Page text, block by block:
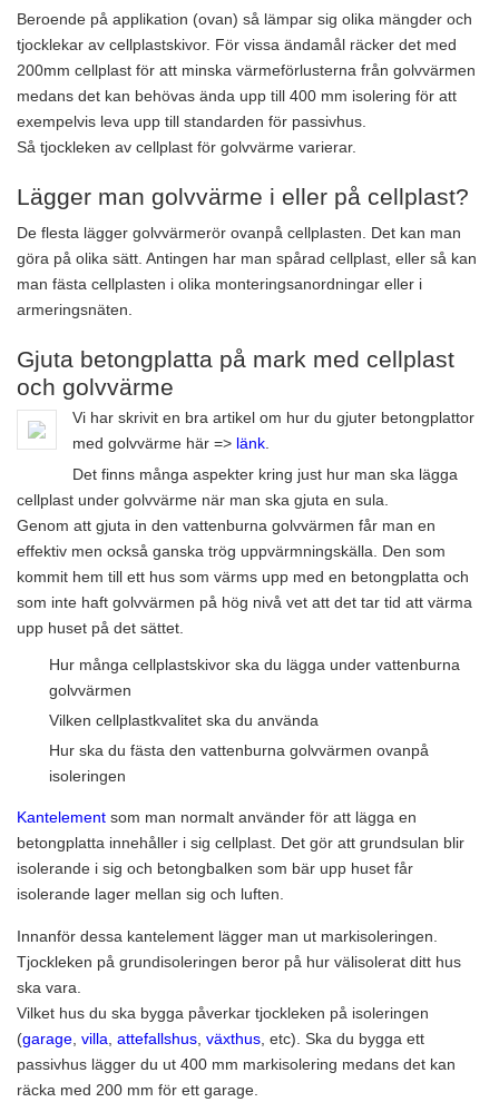
Beroende på applikation (ovan) så lämpar sig olika mängder och
tjocklekar av cellplastskivor. För vissa ändamål räcker det med
200mm cellplast för att minska värmeförlusterna från golvvärmen
medans det kan behövas ända upp till 400 mm isolering för att
exempelvis leva upp till standarden för passivhus.
Så tjockleken av cellplast för golvvärme varierar.
Lägger man golvvärme i eller på cellplast?
De flesta lägger golvvärmerör ovanpå cellplasten. Det kan man
göra på olika sätt. Antingen har man spårad cellplast, eller så kan
man fästa cellplasten i olika monteringsanordningar eller i
armeringsnäten.
Gjuta betongplatta på mark med cellplast
och golvvärme
Vi har skrivit en bra artikel om hur du gjuter betongplattor
med golvvärme här => länk.
Det finns många aspekter kring just hur man ska lägga
cellplast under golvvärme när man ska gjuta en sula.
Genom att gjuta in den vattenburna golvvärmen får man en
effektiv men också ganska trög uppvärmningskälla. Den som
kommit hem till ett hus som värms upp med en betongplatta och
som inte haft golvvärmen på hög nivå vet att det tar tid att värma
upp huset på det sättet.
Hur många cellplastskivor ska du lägga under vattenburna
golvvärmen
Vilken cellplastkvalitet ska du använda
Hur ska du fästa den vattenburna golvvärmen ovanpå
isoleringen
Kantelement som man normalt använder för att lägga en
betongplatta innehåller i sig cellplast. Det gör att grundsulan blir
isolerande i sig och betongbalken som bär upp huset får
isolerande lager mellan sig och luften.
Innanför dessa kantelement lägger man ut markisoleringen.
Tjockleken på grundisoleringen beror på hur välisolerat ditt hus
ska vara.
Vilket hus du ska bygga påverkar tjockleken på isoleringen
(garage, villa, attefallshus, växthus, etc). Ska du bygga ett
passivhus lägger du ut 400 mm markisolering medans det kan
räcka med 200 mm för ett garage.